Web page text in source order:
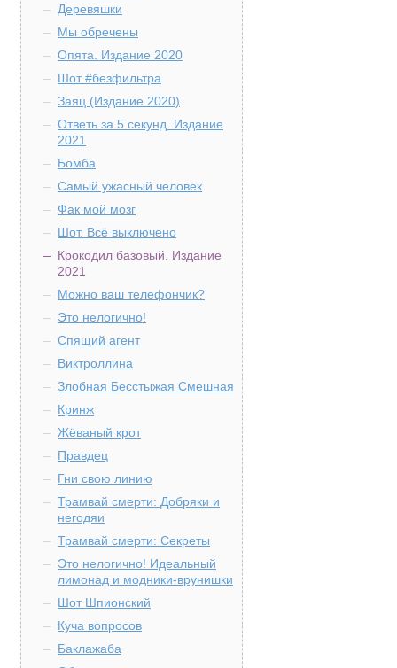
Деревяшки
Мы обречены
Опята. Издание 2020
Шот #безфильтра
Заяц (Издание 2020)
Ответь за 5 секунд. Издание
2021
Бомба
Самый ужасный человек
Фак мой мозг
Шот. Всё выключено
Крокодил базовый. Издание
2021
Можно ваш телефончик?
Это нелогично!
Спящий агент
Виктроллина
Злобная Бесстыжая Смешная
Кринж
Жёваный крот
Правдец
Гни свою линию
Трамвай смерти: Добряки и
негодяи
Трамвай смерти: Секреты
Это нелогично! Идеальный
лимонад и модники-врунишки
Шот Шпионский
Куча вопросов
Баклажаба